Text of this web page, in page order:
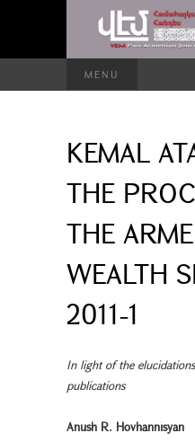
MENU
KEMAL
THE
THE
WEALTH
2011-1
In light of the
publications
Anush R. Hovhannisyan